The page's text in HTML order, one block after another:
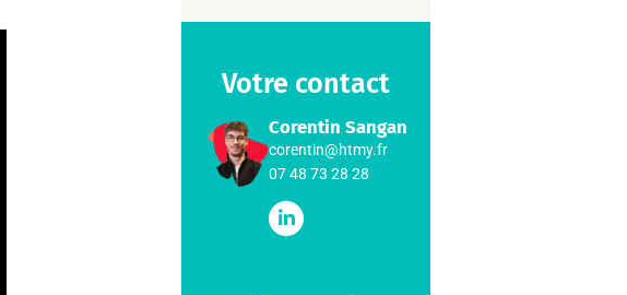
Votre contact
Corentin Sangan
corentin@htmy.fr
07 48 73 28 28